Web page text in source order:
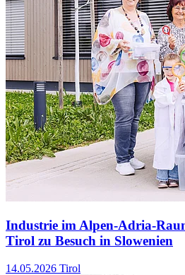
Industrie im Alpen-Adria-
Tirol zu Besuch in Slowenien
14.05.2026 Tirol